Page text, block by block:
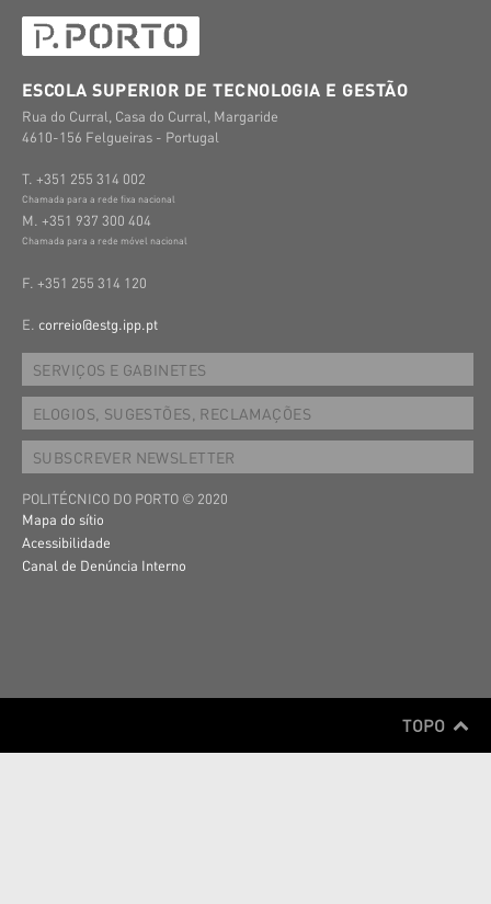
ESCOLA SUPERIOR DE TECNOLOGIA E GESTÃO
Rua do Curral, Casa do Curral, Margaride
4610-156 Felgueiras - Portugal
T. +351 255 314 002
Chamada para a rede fixa nacional
M. +351 937 300 404
Chamada para a rede móvel nacional
F. +351 255 314 120
E. correio@estg.ipp.pt
SERVIÇOS E GABINETES
ELOGIOS, SUGESTÕES, RECLAMAÇÕES
SUBSCREVER NEWSLETTER
POLITÉCNICO DO PORTO © 2020
Mapa do sítio
Acessibilidade
Canal de Denúncia Interno
TOPO